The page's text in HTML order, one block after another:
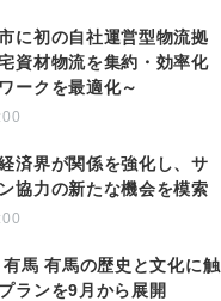
に初の自社運営型物流拠
資材物流を集約・効率化
ークを最適化～
済界が関係を強化し、サ
協力の新たな機会を模索
馬 有馬の歴史と文化に触
ランを9月から展開